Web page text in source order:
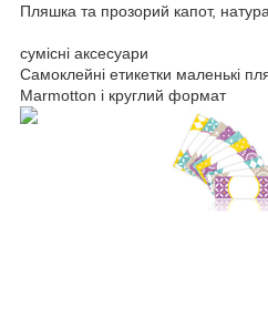
Пляшка та прозорий капот,
сумісні аксесуари
Самоклейні етикетки маленькі
Marmotton і круглий формат